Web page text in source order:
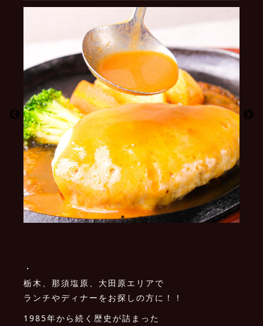
・
栃木、那須塩原、大田原エリアで
ランチやディナーをお探しの方に！！
1985年から続く歴史が詰まった